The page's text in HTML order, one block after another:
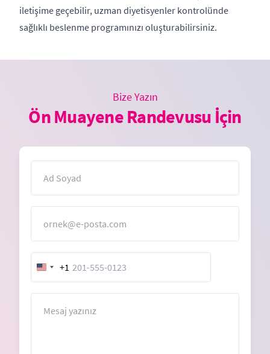
iletişime geçebilir, uzman diyetisyenler kontrolünde
sağlıklı beslenme programınızı oluşturabilirsiniz.
Bize Yazın
Ön Muayene Randevusu İçin
United
States
+1